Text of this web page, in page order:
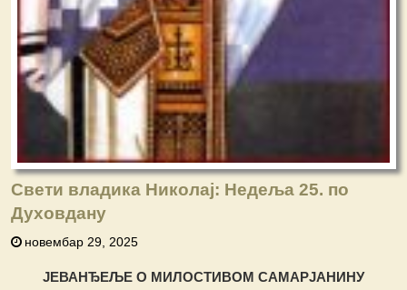
Свети владика Николај: Недеља 25. по
Духовдану
новембар 29, 2025
ЈЕВАНЂЕЉЕ О МИЛОСТИВОМ САМАРЈАНИНУ